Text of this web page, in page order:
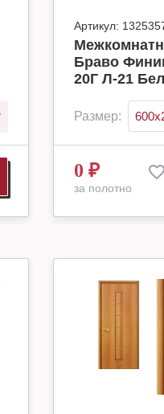
Артикул:
Браво
20Г Л-21
Размер:
0 ₽
за полотно